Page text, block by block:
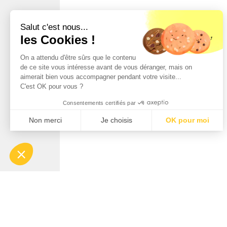
Salut c'est nous...
les Cookies !
On a attendu d'être sûrs que le contenu
de ce site vous intéresse avant de vous déranger, mais on
aimerait bien vous accompagner pendant votre visite...
C'est OK pour vous ?
Consentements certifiés par
Non merci Je choisis OK pour moi
Notre plateforme vous permet d'adapter et de gérer vos